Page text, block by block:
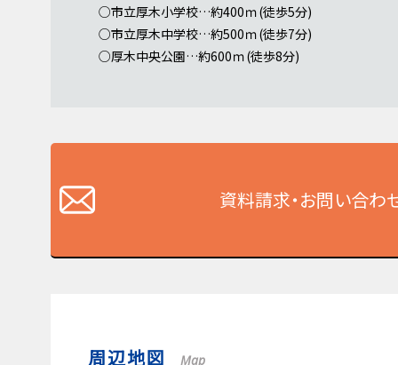
○市立厚木小学校…約400ｍ(徒歩5分)
○市立厚木中学校…約500ｍ(徒歩7分)
○厚木中央公園…約600ｍ(徒歩8分)
資料請求・お問い合わ
周辺地図 Map